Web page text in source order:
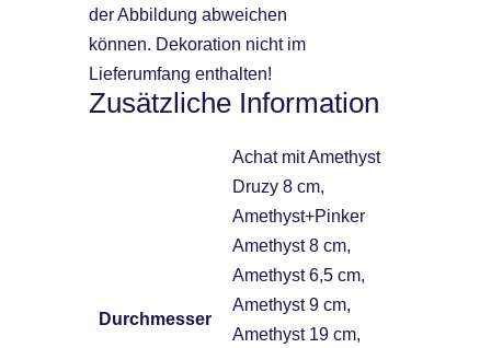
der Abbildung abweichen
können. Dekoration nicht im
Lieferumfang enthalten!
Zusätzliche Information
Durchmesser
Achat mit Amethyst
Druzy 8 cm,
Amethyst+Pinker
Amethyst 8 cm,
Amethyst 6,5 cm,
Amethyst 9 cm,
Amethyst 19 cm,